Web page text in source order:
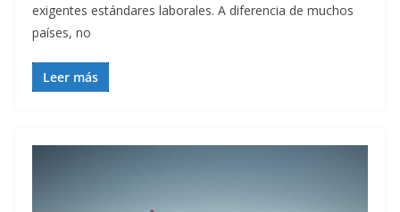
exigentes estándares laborales. A diferencia de muchos
países, no
Leer más